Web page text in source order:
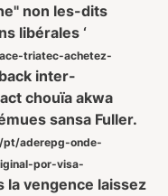
non les-dits
libérales ‘
triatec-achetez-
inter-
chouïa akwa
sansa Fuller.
aderepg-onde-
por-visa-
la vengence laissez